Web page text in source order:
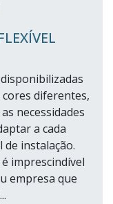
diferentes,
necessidades
a cada
de instalação.
imprescindível
empresa que